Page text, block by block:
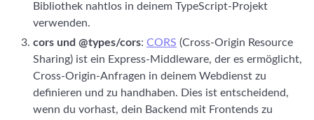
Bibliothek nahtlos in deinem TypeScript-Projekt
verwenden.
cors und @types/cors: CORS (Cross-Origin Resource
Sharing) ist ein Express-Middleware, der es ermöglicht,
Cross-Origin-Anfragen in deinem Webdienst zu
definieren und zu handhaben. Dies ist entscheidend,
wenn du vorhast, dein Backend mit Frontends zu